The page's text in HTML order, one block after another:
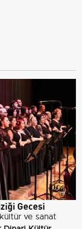
Gecesi
ve sanat